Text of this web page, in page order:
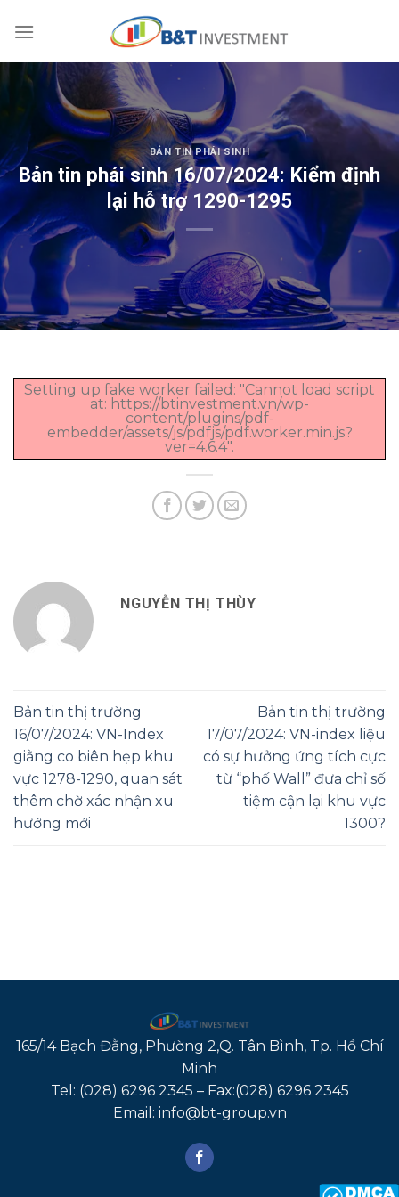
BẢN TIN PHÁI SINH
Bản tin phái sinh 16/07/2024: Kiểm định
lại hỗ trợ 1290-1295
Setting up fake worker failed: "Cannot load script
at: https://btinvestment.vn/wp-
content/plugins/pdf-
embedder/assets/js/pdfjs/pdf.worker.min.js?
ver=4.6.4".
NGUYỄN THỊ THÙY
Bản tin thị trường
16/07/2024: VN-Index
giằng co biên hẹp khu
vực 1278-1290, quan sát
thêm chờ xác nhận xu
hướng mới
Bản tin thị trường
17/07/2024: VN-index liệu
có sự hưởng ứng tích cực
từ “phố Wall” đưa chỉ số
tiệm cận lại khu vực
1300?
165/14 Bạch Đằng, Phường 2,Q. Tân Bình, Tp. Hồ Chí
Minh
Tel: (028) 6296 2345 – Fax:(028) 6296 2345
Email: info@bt-group.vn